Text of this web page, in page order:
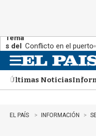
Tema
s del
día:
Conflicto en el puerto
n
uÚltimas Noticias
EL PAÍS INFORMACIÓN